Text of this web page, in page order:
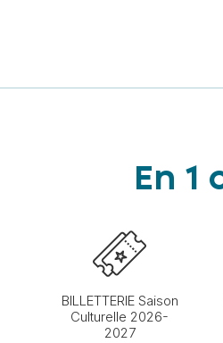
En 1
BILLETTERIE Saison
Culturelle 2026-
2027